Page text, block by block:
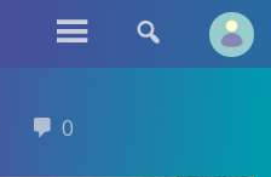
 
 0